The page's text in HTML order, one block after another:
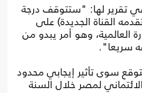
تقرير لها: "ستتوقف درجة
القناة الجديدة) على
العالمية، وهو أمر يبدو من
سريعا".
سوى تأثير إيجابي محدود
لمصر خلال السنة